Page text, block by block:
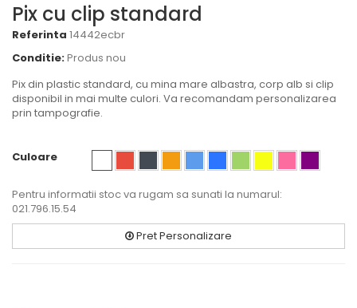
Pix cu clip standard
Referinta 14442ecbr
Conditie:Produs nou
Pix din plastic standard, cu mina mare albastra, corp alb si clip
disponibil in mai multe culori. Va recomandam personalizarea
prin tampografie.
Culoare
Pentru informatii stoc va rugam sa sunati la numarul:
021.796.15.54
Pret Personalizare